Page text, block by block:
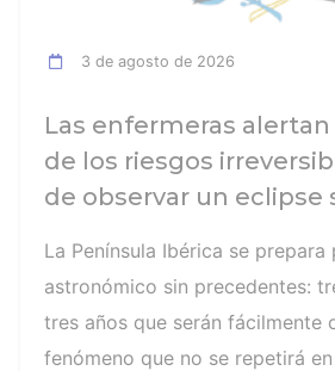
3 de agosto de 2026
Las enfermeras alertan
de los riesgos
de observar un eclipse
solar es el mayor de
La Península Ibérica se prepara
astronómico sin precedentes:
tres años que serán fácilmente
fenómeno que no se repetirá